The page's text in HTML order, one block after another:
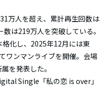
万人を超え、累計再生回数は
は219万人を突破している。
化し、2025年12月には東
ワンマンライブを開催。会場
を発表した。
Single「私の恋 is over」